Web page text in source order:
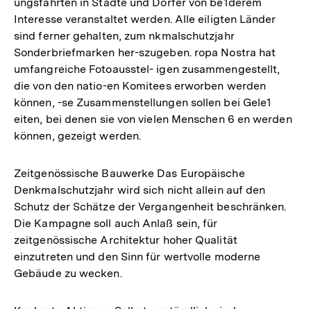
Interesse veranstaltet werden. Alle eiligten Länder
sind ferner gehalten, zum nkmalschutzjahr
Sonderbriefmarken her-szugeben. ropa Nostra hat
umfangreiche Fotoausstel- igen zusammengestellt,
die von den natio-en Komitees erworben werden
können, -se Zusammenstellungen sollen bei Gele1
eiten, bei denen sie von vielen Menschen 6 en werden
können, gezeigt werden.
Zeitgenössische Bauwerke Das Europäische
Denkmalschutzjahr wird sich nicht allein auf den
Schutz der Schätze der Vergangenheit beschränken.
Die Kampagne soll auch Anlaß sein, für
zeitgenössische Architektur hoher Qualität
einzutreten und den Sinn für wertvolle moderne
Gebäude zu wecken.